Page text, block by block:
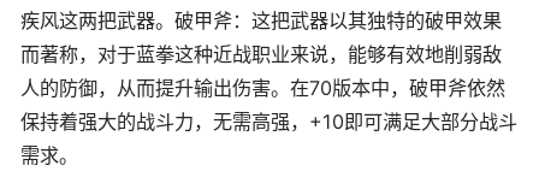
疾风这两把武器。破甲斧：这把武器以其独特的破甲效果
而著称，对于蓝拳这种近战职业来说，能够有效地削弱敌
人的防御，从而提升输出伤害。在70版本中，破甲斧依然
保持着强大的战斗力，无需高强，+10即可满足大部分战斗
需求。